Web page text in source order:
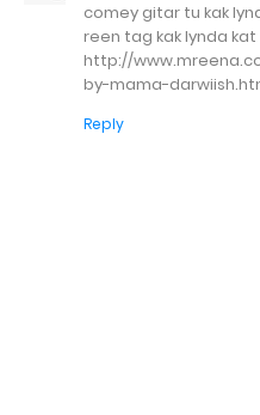
comey gitar tu kak
reen tag kak lynda kat
http://
by-mama-
Reply